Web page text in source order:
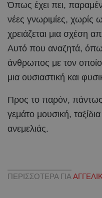
Όπως έχει πει,
νέες γνωριμίες, χωρίς
χρειάζεται μια σχέση
Αυτό που αναζητά, όπως
άνθρωπος με τον
μια ουσιαστική και
Προς το παρόν, πάντως,
γεμάτο μουσική,
ανεμελιάς.
ΠΕΡΙΣΣΟΤΕΡΑ ΓΙΑ